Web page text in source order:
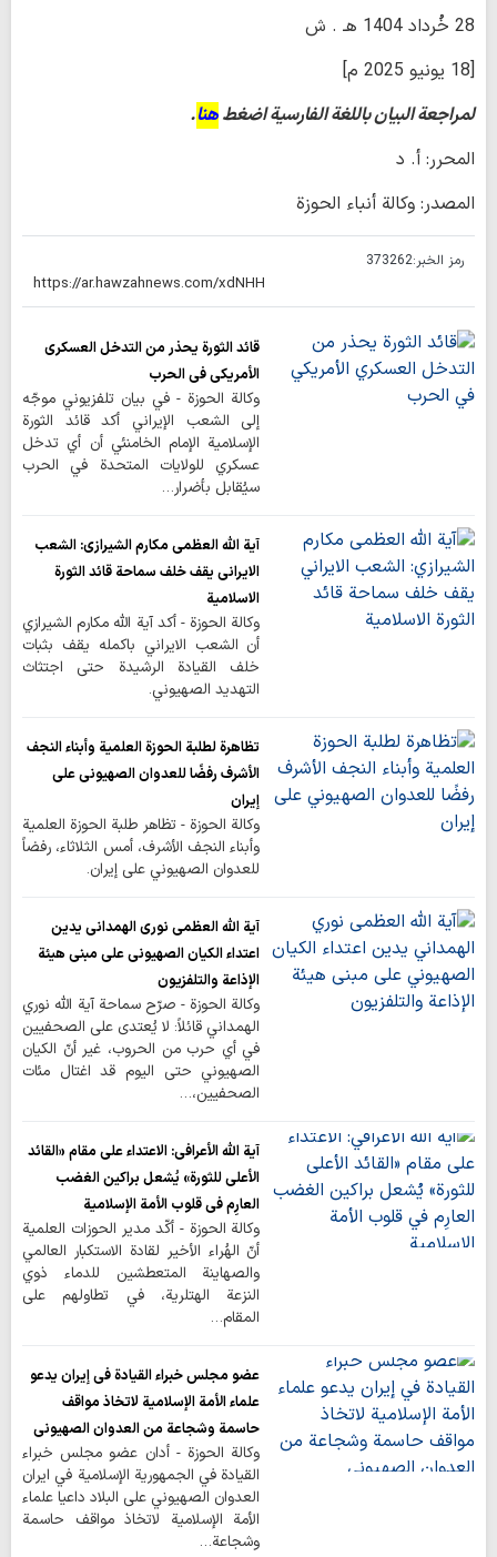
28 خُرداد 1404 هـ . ش
[18 يونيو 2025 م]
لمراجعة البيان باللغة الفارسية اضغطهنا.
المحرر: أ. د
المصدر: وكالة أنباء الحوزة
رمز الخبر:373262
قائد الثورة يحذر من التدخل العسكري
الأمريكي في الحرب
وكالة الحوزة - في بيان تلفزيوني موجّه
إلى الشعب الإيراني أكد قائد الثورة
الإسلامية الإمام الخامنئي أن أي تدخل
عسكري للولايات المتحدة في الحرب
سيُقابل بأضرار…
آية الله العظمى مكارم الشيرازي: الشعب
الايراني يقف خلف سماحة قائد الثورة
الاسلامية
وكالة الحوزة - أكد آية الله مكارم الشيرازي
أن الشعب الايراني باكمله يقف بثبات
خلف القيادة الرشيدة حتى اجتثاث
التهديد الصهيوني.
تظاهرة لطلبة الحوزة العلمية وأبناء النجف
الأشرف رفضًا للعدوان الصهيوني على
إيران
وكالة الحوزة - تظاهر طلبة الحوزة العلمية
وأبناء النجف الأشرف، أمس الثلاثاء، رفضاً
للعدوان الصهيوني على إيران.
آية الله العظمى نوري الهمداني يدين
اعتداء الكيان الصهيوني على مبنى هيئة
الإذاعة والتلفزيون
وكالة الحوزة - صرّح سماحة آية الله نوري
الهمداني قائلاً: لا يُعتدى على الصحفيين
في أي حرب من الحروب، غير أنّ الكيان
الصهيوني حتى اليوم قد اغتال مئات
الصحفيين،…
آية الله الأعرافي: الاعتداء على مقام «القائد
الأعلى للثورة» يُشعل براكين الغضب
العارِم في قلوب الأمة الإسلامية
وكالة الحوزة - أكّد مدير الحوزات العلمية
أنّ الهُراء الأخير لقادة الاستكبار العالمي
والصهاينة المتعطشين للدماء ذوي
النزعة الهتلرية، في تطاولهم على
المقام…
عضو مجلس خبراء القيادة في إيران يدعو
علماء الأمة الإسلامية لاتخاذ مواقف
حاسمة وشجاعة من العدوان الصهيوني
وكالة الحوزة - أدان عضو مجلس خبراء
القيادة في الجمهورية الإسلامية في ايران
العدوان الصهيوني على البلاد داعيا علماء
الأمة الإسلامية لاتخاذ مواقف حاسمة
وشجاعة…